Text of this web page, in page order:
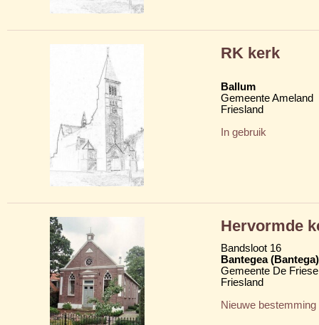
RK kerk
Ballum
Gemeente Ameland
Friesland
In gebruik
Hervormde
Bandsloot 16
Bantegea (Bantega)
Gemeente De
Friesland
Nieuwe bestemming